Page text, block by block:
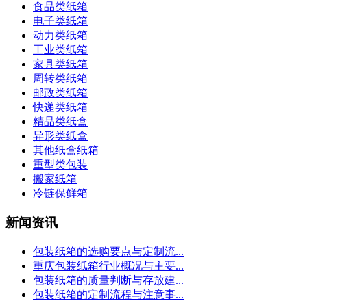
食品类纸箱
电子类纸箱
动力类纸箱
工业类纸箱
家具类纸箱
周转类纸箱
邮政类纸箱
快递类纸箱
精品类纸盒
异形类纸盒
其他纸盒纸箱
重型类包装
搬家纸箱
冷链保鲜箱
新闻资讯
包装纸箱的选购要点与定制流...
重庆包装纸箱行业概况与主要...
包装纸箱的质量判断与存放建...
包装纸箱的定制流程与注意事...